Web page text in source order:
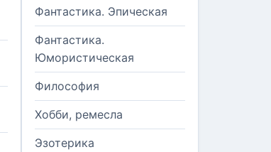
Фантастика. Эпическая
Фантастика.
Юмористическая
Философия
Хобби, ремесла
Эзотерика